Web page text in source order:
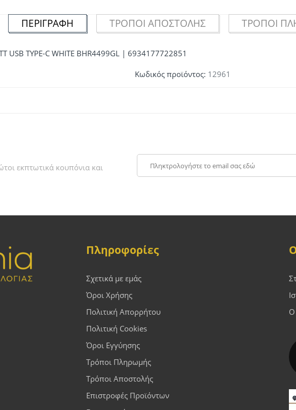
ΠΕΡΙΓΡΑΦΉ ΤΡΌΠΟΙ ΑΠΟΣΤΟΛΉΣ ΤΡΌΠΟΙ
USB TYPE-C WHITE BHR4499GL | 6934177722851
Κωδικός προϊόντος: 12961
εκπτωτικά κουπόνια και
Πληροφορίες
Σχετικά με εμάς
Όροι Χρήσης
Πολιτική Απορρήτου
Πολιτική Cookies
Όροι Εγγύησης
Τρόποι Πληρωμής
Τρόποι Αποστολής
Επιστροφές Προϊόντων
Ο